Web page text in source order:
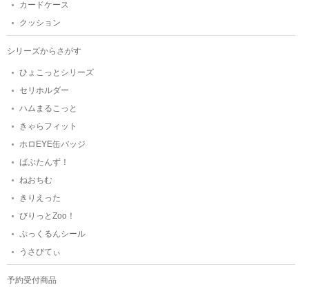
カードケース
クッション
シリーズからさがす
ひょこっとシリーズ
セリホルダー
ハムまるこっと
きゃらフィット
ホロEYE缶バッジ
ばぶたんず！
ねおちむ
きりえった
びりっとZoo！
ぷっくるんシール
うさびてぃ
予約受付商品